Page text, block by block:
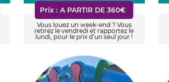
Prix : A PARTIR DE 360€
Vous louez un week-end ? Vous
retirez le vendredi et rapportez le
lundi, pour le prix d’un seul jour !